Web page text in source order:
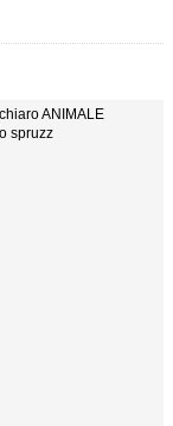
ANIMALE
spruzz